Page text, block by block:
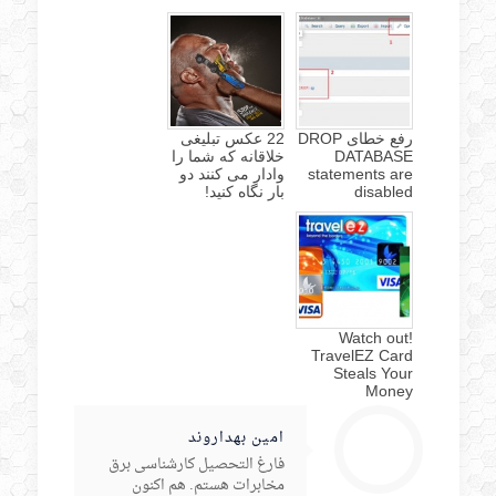
رفع خطای DROP
DATABASE
statements are
disabled
22 عکس تبلیغی
خلاقانه که شما را
وادار می کنند دو
بار نگاه کنید!
Watch out!
TravelEZ Card
Steals Your
Money
امین بهداروند
فارغ التحصیل کارشناسی برق
مخابرات هستم. هم اکنون